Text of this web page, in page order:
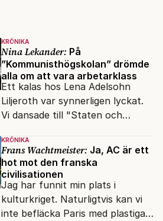
KRÖNIKA
Nina Lekander: På
”Kommunisthögskolan” drömde
alla om att vara arbetarklass
Ett kalas hos Lena Adelsohn
Liljeroth var synnerligen lyckat.
Vi dansade till "Staten och
KRÖNIKA
Frans Wachtmeister: Ja, AC är ett
hot mot den franska
civilisationen
Jag har funnit min plats i
kulturkriget. Naturligtvis kan vi
inte befläcka Paris med plastiga